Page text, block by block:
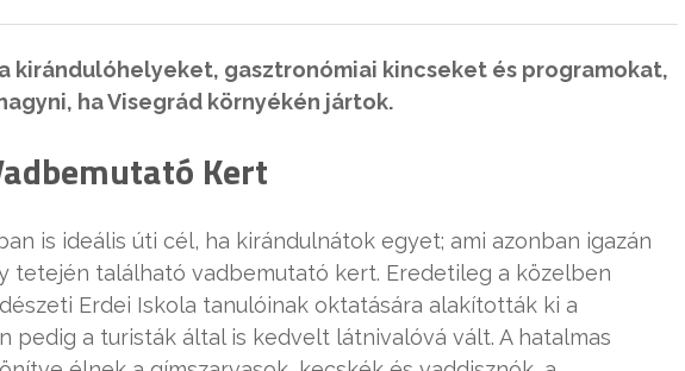
kirándulóhelyeket, gasztronómiai kincseket és programokat,
ha Visegrád környékén jártok.
Kert
is ideális úti cél, ha kirándulnátok egyet; ami azonban igazán
tetején található vadbemutató kert. Eredetileg a közelben
Erdei Iskola tanulóinak oktatására alakították ki a
pedig a turisták által is kedvelt látnivalóvá vált. A hatalmas